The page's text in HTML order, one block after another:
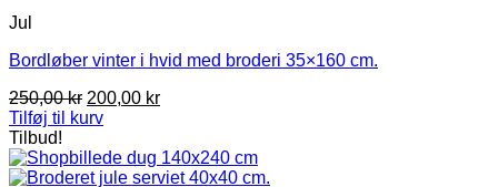
Jul
Bordløber vinter i hvid med broderi 35×160 cm.
250,00kr Den
oprindelige
var:
250,00 kr.
200,00 krDen
er:
200,00 kr.
Tilføj til kurv
Tilbud!